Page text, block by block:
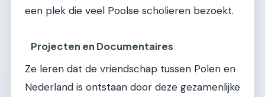
een plek die veel Poolse scholieren bezoekt.
Projecten en Documentaires
Ze leren dat de vriendschap tussen Polen en
Nederland is ontstaan door deze gezamenlijke